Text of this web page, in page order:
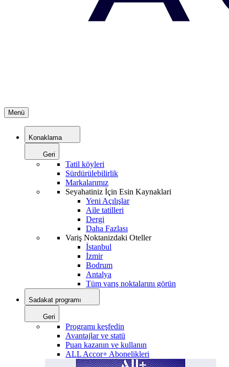
Menü
Konaklama
Geri
Tatil köyleri
Sürdürülebilirlik
Markalarımız
Seyahatiniz İçin Esin Kaynaklari
Yeni Açılışlar
Aile tatilleri
Dergi
Daha Fazlası
Variş Noktanizdaki Oteller
İstanbul
İzmir
Bodrum
Antalya
Tüm varış noktalarını görün
Sadakat programı
Geri
Programı keşfedin
Avantajlar ve statü
Puan kazanın ve kullanın
ALL Accor+ Abonelikleri